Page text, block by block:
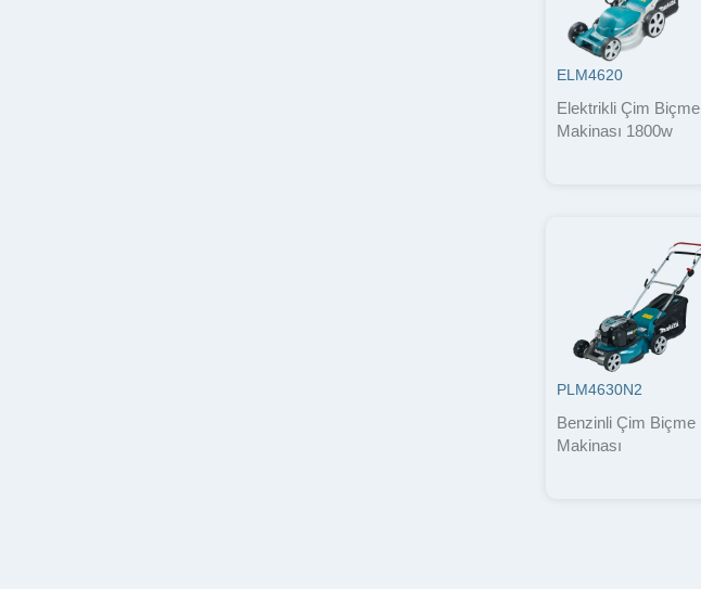
ELM4620
Elektrikli Çim Biçme
Makinası 1800w
PLM4630N2
Benzinli Çim Biçme
Makinası